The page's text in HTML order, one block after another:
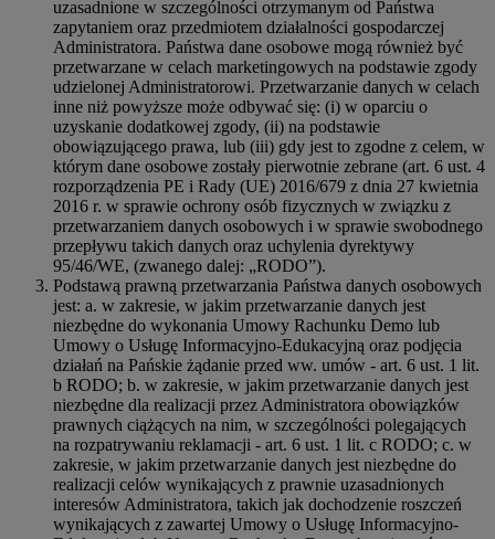
uzasadnione w szczególności otrzymanym od Państwa
zapytaniem oraz przedmiotem działalności gospodarczej
Administratora. Państwa dane osobowe mogą również być
przetwarzane w celach marketingowych na podstawie zgody
udzielonej Administratorowi. Przetwarzanie danych w celach
inne niż powyższe może odbywać się: (i) w oparciu o
uzyskanie dodatkowej zgody, (ii) na podstawie
obowiązującego prawa, lub (iii) gdy jest to zgodne z celem, w
którym dane osobowe zostały pierwotnie zebrane (art. 6 ust. 4
rozporządzenia PE i Rady (UE) 2016/679 z dnia 27 kwietnia
2016 r. w sprawie ochrony osób fizycznych w związku z
przetwarzaniem danych osobowych i w sprawie swobodnego
przepływu takich danych oraz uchylenia dyrektywy
95/46/WE, (zwanego dalej: „RODO”).
Podstawą prawną przetwarzania Państwa danych osobowych
jest: a. w zakresie, w jakim przetwarzanie danych jest
niezbędne do wykonania Umowy Rachunku Demo lub
Umowy o Usługę Informacyjno-Edukacyjną oraz podjęcia
działań na Pańskie żądanie przed ww. umów - art. 6 ust. 1 lit.
b RODO; b. w zakresie, w jakim przetwarzanie danych jest
niezbędne dla realizacji przez Administratora obowiązków
prawnych ciążących na nim, w szczególności polegających
na rozpatrywaniu reklamacji - art. 6 ust. 1 lit. c RODO; c. w
zakresie, w jakim przetwarzanie danych jest niezbędne do
realizacji celów wynikających z prawnie uzasadnionych
interesów Administratora, takich jak dochodzenie roszczeń
wynikających z zawartej Umowy o Usługę Informacyjno-